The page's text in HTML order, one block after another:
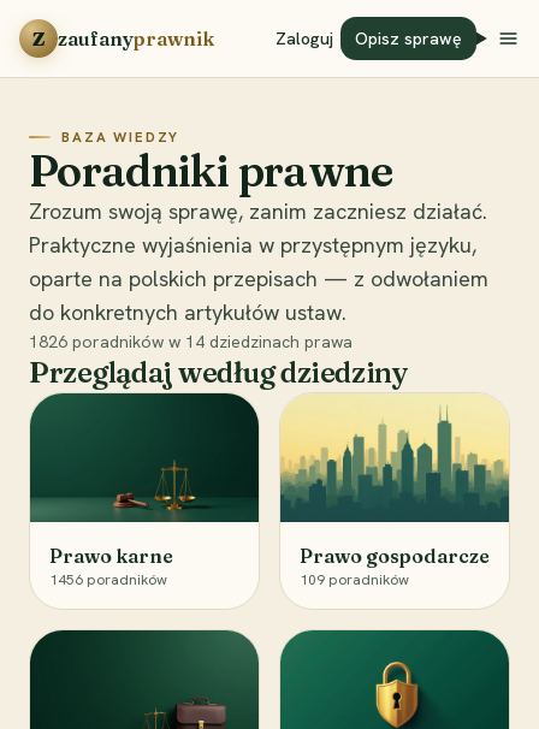
Przejdź do treści
Z zaufanyprawnik Zaloguj Opisz sprawę
BAZA WIEDZY
Poradniki prawne
Zrozum swoją sprawę, zanim zaczniesz działać.
Praktyczne wyjaśnienia w przystępnym języku,
oparte na polskich przepisach — z odwołaniem
do konkretnych artykułów ustaw.
1826 poradników w 14 dziedzinach prawa
Przeglądaj według dziedziny
Prawo karne
1456 poradników
Prawo gospodarcze
109 poradników